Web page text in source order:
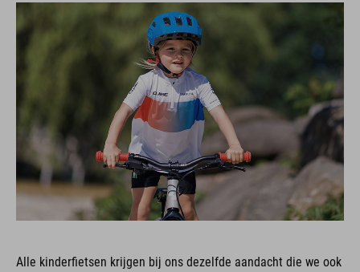
Alle kinderfietsen krijgen bij ons dezelfde aandacht die we ook